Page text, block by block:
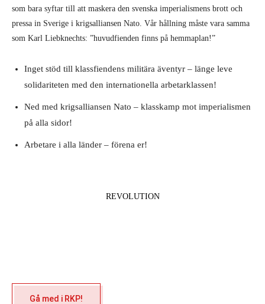
som bara syftar till att maskera den svenska imperialismens brott och
pressa in Sverige i krigsalliansen Nato. Vår hållning måste vara samma
som Karl Liebknechts: ”huvudfienden finns på hemmaplan!”
Inget stöd till klassfiendens militära äventyr – länge leve
solidariteten med den internationella arbetarklassen!
Ned med krigsalliansen Nato – klasskamp mot imperialismen
på alla sidor!
Arbetare i alla länder – förena er!
REVOLUTION
Gå med i RKP!